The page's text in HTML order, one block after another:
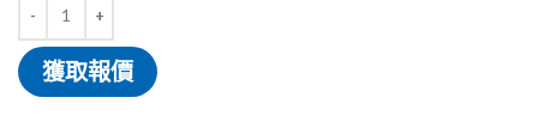
獲取報價